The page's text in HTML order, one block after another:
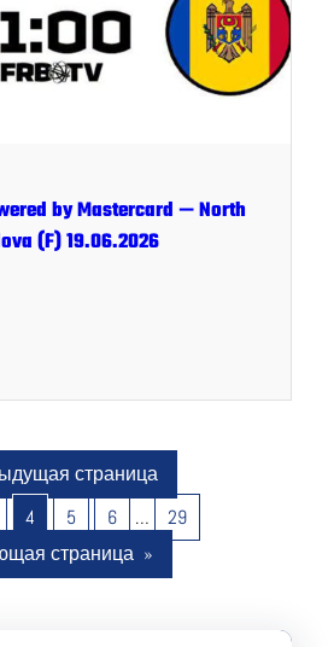
by Mastercard — North
(F) 19.06.2026
страница
4 5 6 …
29
страница »